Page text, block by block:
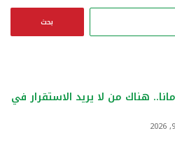
ن
هناك من لا يريد الاستقرار في